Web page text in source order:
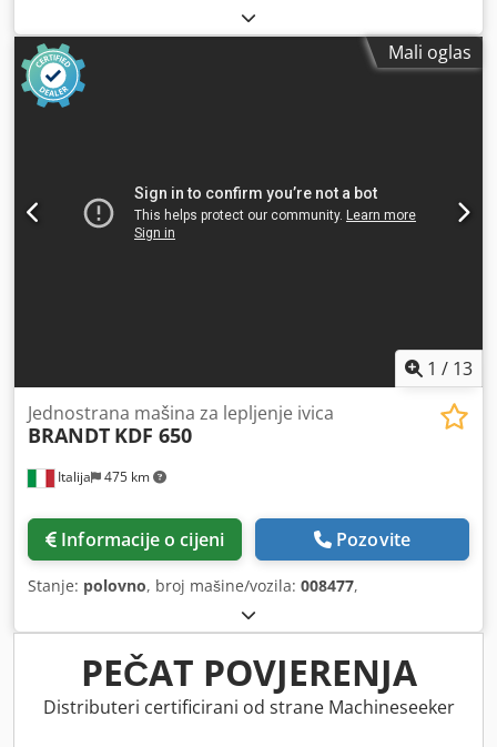
Mali oglas
1 / 13
Italija 475 km
Jednostrana mašina za lepljenje ivica
BRANDT KDF 650
Informacije o cijeni Pozovite
Stanje: polovno, broj mašine/vozila: 008477,
PEČAT POVJERENJA
Distributeri certificirani od strane Machineseeker